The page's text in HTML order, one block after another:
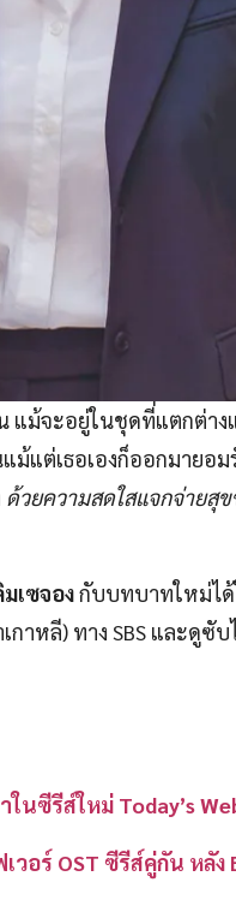
แม้จะอยู่ในชุดที่แตกต่าง
แต่เธอเองก็ออกมายอม
ด้วยความสดใสแจกจ่ายสุ
เซจองกับบทบาทใหม่ไ
กาหลี) ทาง SBS และดูซั
นซีรีส์ใหม่ Today’s
ร์ OST ซีรีส์คู่กัน หลัง